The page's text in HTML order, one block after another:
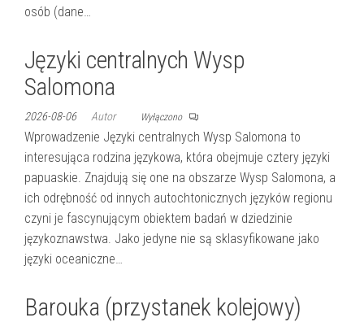
osób (dane…
Języki centralnych Wysp
Salomona
2026-08-06 Autor Wyłączono
Wprowadzenie Języki centralnych Wysp Salomona to
interesująca rodzina językowa, która obejmuje cztery języki
papuaskie. Znajdują się one na obszarze Wysp Salomona, a
ich odrębność od innych autochtonicznych języków regionu
czyni je fascynującym obiektem badań w dziedzinie
językoznawstwa. Jako jedyne nie są sklasyfikowane jako
języki oceaniczne…
Barouka (przystanek kolejowy)